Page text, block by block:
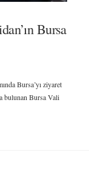
Bursa
Bursa’yı ziyaret
bulunan Bursa Vali